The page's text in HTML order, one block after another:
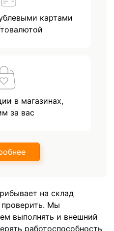
картами
в магазинах,
за вас
на склад
Мы
выполнять и внешний
работоспособность